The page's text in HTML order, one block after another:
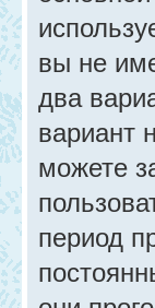
вы не
два
вариант
можете
период